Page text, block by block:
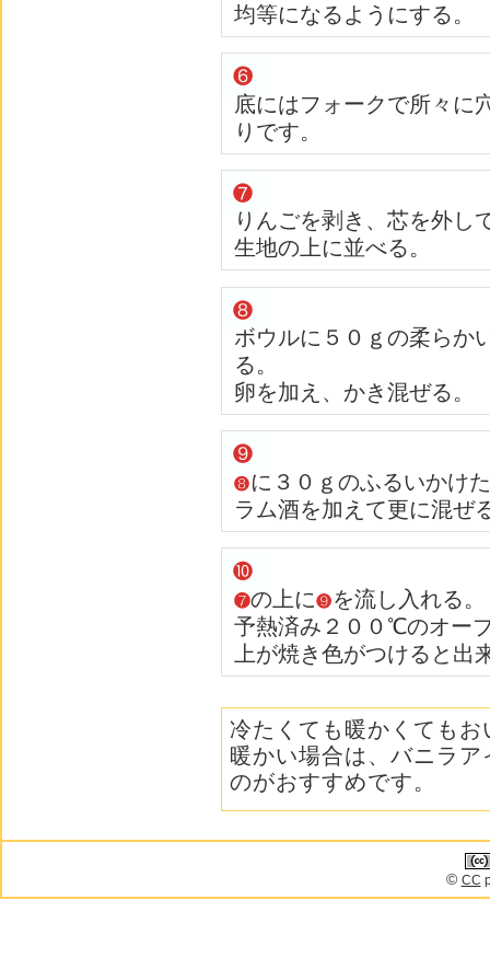
均等になるようにする。
底にはフォークで所々に
りです。
りんごを剥き、芯を外し
生地の上に並べる。
ボウルに５０ｇの柔らか
る。
卵を加え、かき混ぜる。
に３０ｇのふるいかけ
ラム酒を加えて更に混ぜ
の上に
を流し入れる。
予熱済み２００℃のオー
上が焼き色がつけると出
冷たくても暖かくてもお
暖かい場合は、バニラ
のがおすすめです。
© CC